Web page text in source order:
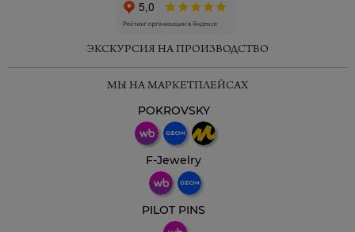
ЭКСКУРСИЯ НА ПРОИЗВОДСТВО
МЫ НА МАРКЕТПЛЕЙСАХ
POKROVSKY
F-Jewelry
PILOT PINS